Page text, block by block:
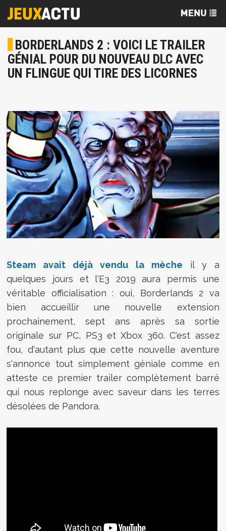
BORDERLANDS 2 : VOICI LE TRAILER
GÉNIAL POUR DU NOUVEAU DLC AVEC
UN FLINGUE QUI TIRE DES LICORNES
Steam avait déjà vendu la mèche il y a
quelques jours et l'E3 2019 aura permis une
véritable officialisation : oui, Borderlands 2 va
bien accueillir une nouvelle extension
prochainement, sept ans après sa sortie
originale sur PC, PS3 et Xbox 360. C'est assez
fou, d'autant plus que cette nouvelle aventure
s'annonce tout simplement géniale comme en
atteste ce premier trailer complètement barré
qui nous replonge avec saveur dans les terres
désolées de Pandora.